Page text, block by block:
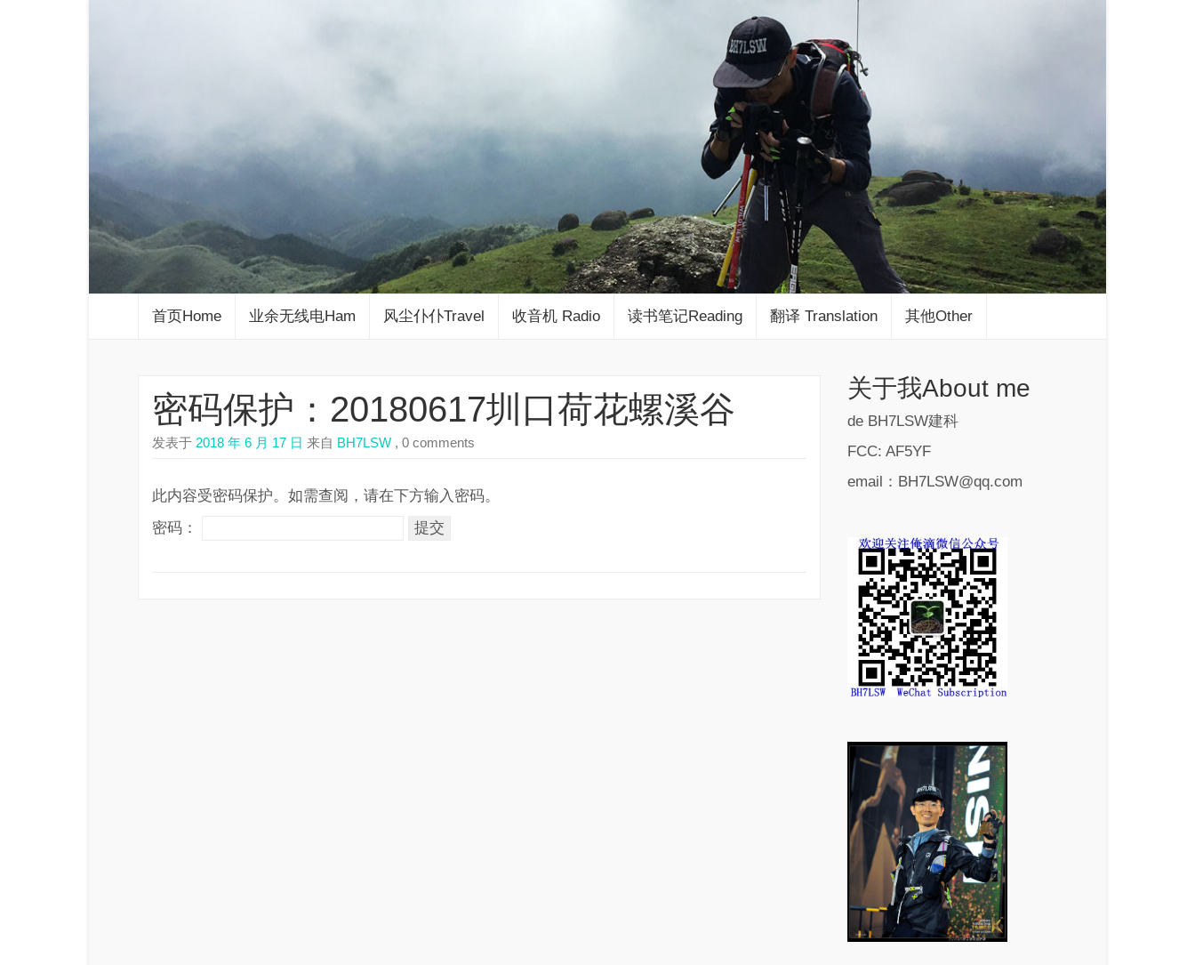
首页Home 业余无线电Ham 风尘仆仆Travel 收音机 Radio 读书笔记Reading 翻译 Translation 其他Other
密码保护：20180617圳口荷花螺溪谷
发表于 2018 年 6 月 17 日 来自 BH7LSW , 0 comments
此内容受密码保护。如需查阅，请在下方输入密码。
密码：
关于我About me
de BH7LSW建科
FCC: AF5YF
email：BH7LSW@qq.com